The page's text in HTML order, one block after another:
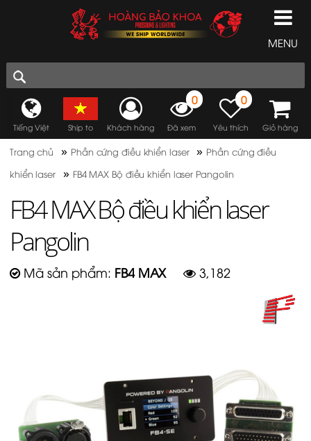
MENU
Tiếng Việt Ship to Khách hàng
0
Đã xem
0
Yêu thích Giỏ hàng
Trang chủ » Phần cứng điều khiển laser » Phần cứng điều
khiển laser
» FB4 MAX Bộ điều khiển laser Pangolin
FB4 MAX Bộ điều khiển laser
Pangolin
Mã sản phẩm: FB4 MAX 3,182